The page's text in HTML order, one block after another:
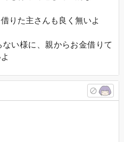
りた主さんも良く無いよ
い様に、親からお金借りて